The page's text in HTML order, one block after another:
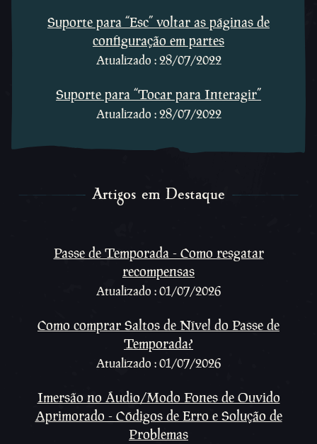
Suporte para “Esc” voltar as páginas de
configuração em partes
Atualizado : 28/07/2022
Suporte para “Tocar para Interagir”
Atualizado : 28/07/2022
Artigos em Destaque
Passe de Temporada - Como resgatar
recompensas
Atualizado : 01/07/2026
Como comprar Saltos de Nível do Passe de
Temporada?
Atualizado : 01/07/2026
Imersão no Áudio/Modo Fones de Ouvido
Aprimorado - Códigos de Erro e Solução de
Problemas